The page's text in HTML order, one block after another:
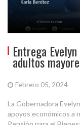
Entrega
adultos
Febrero 05, 2024
La Gobernadora
apoyos económicos a